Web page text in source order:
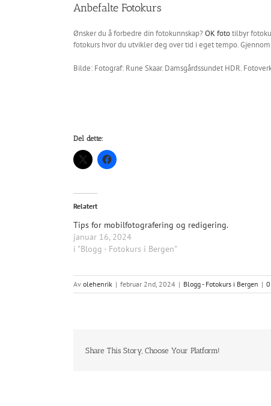
Anbefalte Fotokurs
Ønsker du å forbedre din fotokunnskap? OK fototilbyr
fotokurs hvor du utvikler deg over tid i eget tempo.
Bilde: Fotograf: Rune Skaar. Damsgårdssundet HDR.
Del dette:
Relatert
Tips for mobilfotografering og redigering.
januar 16, 2024
i "Blogg - Fotokurs i Bergen"
Av olehenrik | februar 2nd, 2024 | Blogg - Fotokurs i Bergen |
Share This Story, Choose Your Platform!